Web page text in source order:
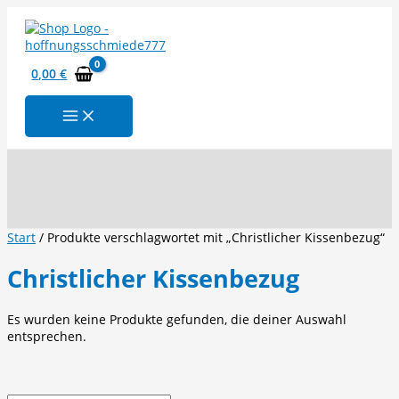
Inhalt
springen
0,00€
Start / Produkte verschlagwortet mit „Christlicher Kissenbezug“
Christlicher Kissenbezug
Es wurden keine Produkte gefunden, die deiner Auswahl
entsprechen.